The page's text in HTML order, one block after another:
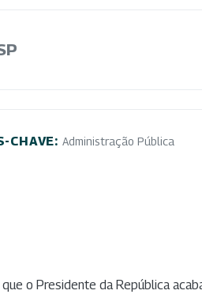
CHAVE: Administração Pública
o Presidente da República